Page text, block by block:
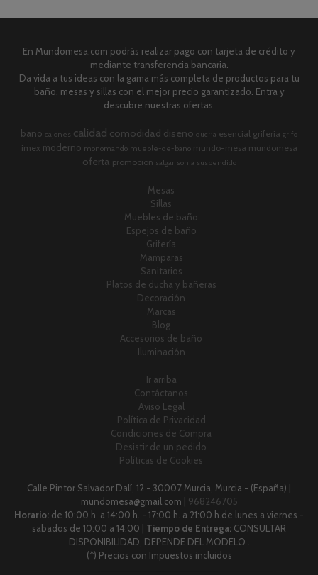
En Mundomesa.com podrás realizar pago con tarjeta de crédito y
mediante transferencia bancaria.
Da vida a tus ideas con la gama más completa de productos para tu
baño, mesas y sillas con el mejor precio garantizado. Entra y
descubre nuestras ofertas.
bano cajones calidad comodidad diseno ducha esencial griferia grifo
imex moderno monomando mueble-de-bano mundo-mesa mundomesa
oferta promocion salgar sonia suspendido
Mesas
Sillas
Muebles de baño
Espejos de baño
Grifería
Mamparas
Sanitarios
Platos de ducha y bañeras
Decoración
Marcas
Blog
Accesorios de baño
Iluminación
Ir arriba
Contáctanos
Aviso Legal
Política de Privacidad
Condiciones de Compra
Desistir de un pedido
Políticas de Cookies
Calle Pintor Salvador Dalí, 12 - 30007 Murcia, Murcia - (España) |
mundomesa@gmail.com | 968246705
Horario: de 10:00 h. a 14:00 h. - 17:00 h. a 21:00 h.de lunes a viernes -
sabados de 10:00 a 14:00 | Tiempo de Entrega: CONSULTAR
DISPONIBILIDAD, DEPENDE DEL MODELO .
(*) Precios con Impuestos incluidos